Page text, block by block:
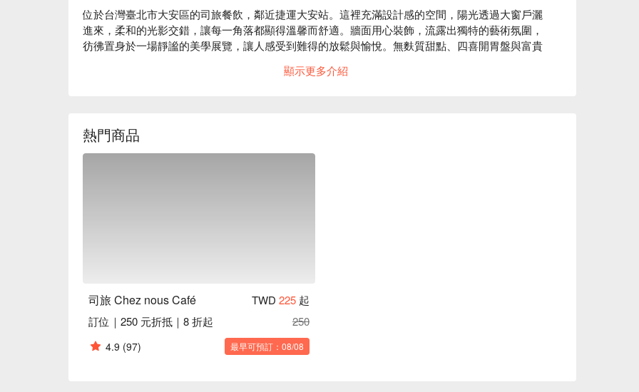
位於台灣臺北市大安區的司旅餐飲，鄰近捷運大安站。這裡充滿設計感的空間，陽光透過大窗戶灑
進來，柔和的光影交錯，讓每一角落都顯得溫馨而舒適。牆面用心裝飾，流露出獨特的藝術氛圍，
彷彿置身於一場靜謐的美學展覽，讓人感受到難得的放鬆與愉悅。無麩質甜點、四喜開胃盤與富貴
貼心服務：親子友善、無麩質飲食友善
【紹興蒸大蝦】酒香撲鼻，蝦肉彈牙
🥤 特色飲品
【手沖咖啡】香氣濃郁，回甘悠長
【精選茶飲】清香怡人，餘韻無窮
顯示更多介紹
熱門商品
司旅 Chez nous Café TWD 225 起
訂位｜250 元折抵｜8 折起
250
4.9 (97) 最早可預訂：08/08